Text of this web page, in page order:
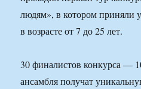
людям», в котором приняли
в возрасте от 7 до 25 лет.
30 финалистов конкурса —
ансамбля получат